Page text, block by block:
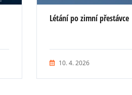
Létání po zimní přestávce
10. 4. 2026